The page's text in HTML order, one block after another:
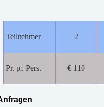
Teilnehmer 2
Pr. pr. Pers. € 110